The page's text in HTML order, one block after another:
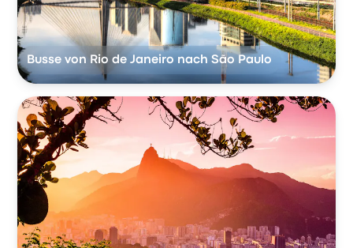
Busse von Rio de Janeiro nach São Paulo